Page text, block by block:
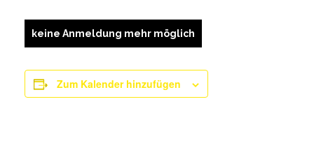
keine Anmeldung mehr möglich
Zum Kalender hinzufügen